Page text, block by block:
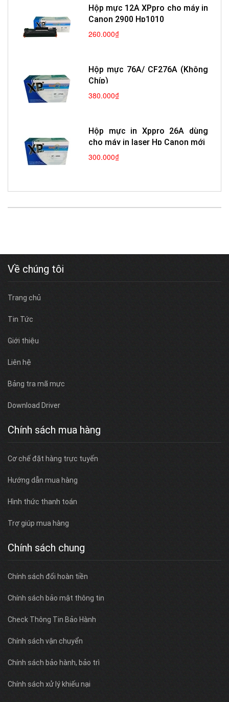
Hộp mực 12A XPpro cho máy in
Canon 2900 Hp1010
260.000₫
Hộp mực 76A/ CF276A (Không
Chíp)
380.000₫
Hộp mực in Xppro 26A dùng
cho máy in laser Hp Canon mới
300.000₫
Về chúng tôi
Trang chủ
Tin Tức
Giới thiệu
Liên hệ
Bảng tra mã mực
Download Driver
Chính sách mua hàng
Cơ chế đặt hàng trực tuyến
Hướng dẫn mua hàng
Hình thức thanh toán
Trợ giúp mua hàng
Chính sách chung
Chính sách đổi hoàn tiền
Chính sách bảo mật thông tin
Check Thông Tin Bảo Hành
Chính sách vận chuyển
Chính sách bảo hành, bảo trì
Chính sách xử lý khiếu nại